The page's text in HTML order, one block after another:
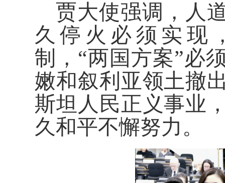
贾大使强调，人
久停火必须实现
制，“两国方案”必
嫩和叙利亚领土撤
斯坦人民正义事业
久和平不懈努力。